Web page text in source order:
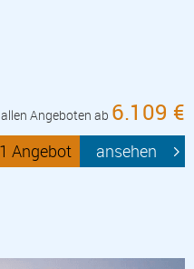
Angeboten ab 6.109 €
1 Angebot ansehen